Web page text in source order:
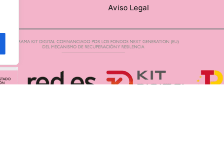
Aviso Legal